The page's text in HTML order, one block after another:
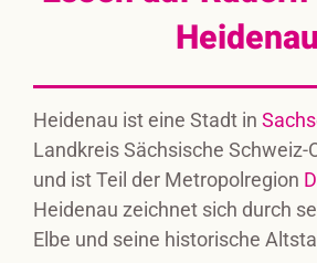
Heidenau
Heidenau ist eine Stadt in
Landkreis Sächsische Schweiz-
und ist Teil der Metropolregion
Heidenau zeichnet sich durch
Elbe und seine historische